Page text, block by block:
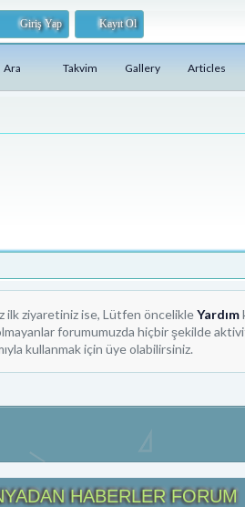
Giriş Yap Kayıt Ol
Ara Takvim Gallery Articles
ilk ziyaretiniz ise, Lütfen öncelikleYardım
olmayanlar forumumuzda hiçbir şekilde
kullanmak için üye olabilirsiniz.
HABERLER FORUM